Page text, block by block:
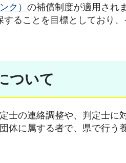
ク） の補償制度が適用され
ることを目標としており
ついて
士の連絡調整や、判定士に
体に属する者で、県で行う